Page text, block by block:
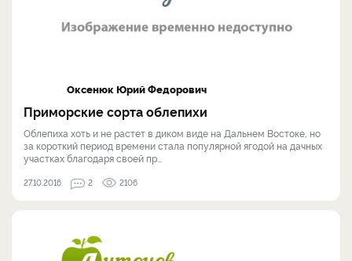
Оксенюк Юрий Федорович
Приморские сорта облепихи
Облепиха хоть и не растет в диком виде на Дальнем Востоке, но
за короткий период времени стала популярной ягодой на дачных
участках благодаря своей пр...
27.10.2016 2 2106